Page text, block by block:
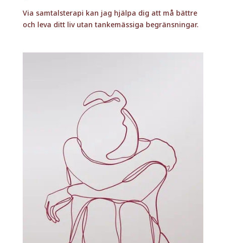
Via samtalsterapi kan jag hjälpa dig att må bättre
och leva ditt liv utan tankemässiga begränsningar.